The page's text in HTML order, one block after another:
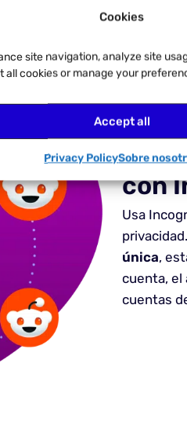
Cookies
site navigation, analyze site
all cookies or manage your
Accept all
Privacy PolicySobre
con
Usa
única,
cuenta, el
cuentas